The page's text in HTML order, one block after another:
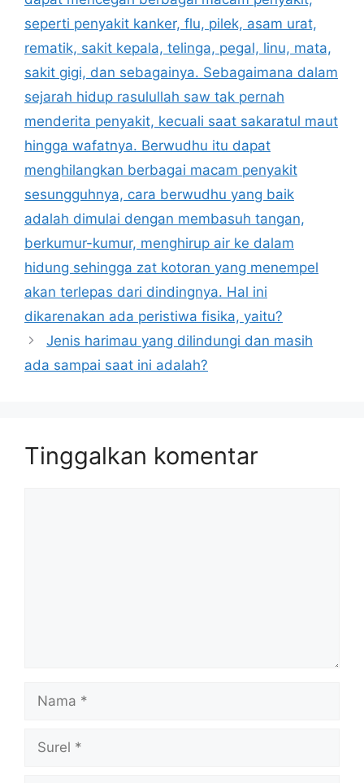
seperti penyakit kanker, flu, pilek, asam urat,
rematik, sakit kepala, telinga, pegal, linu, mata,
sakit gigi, dan sebagainya. Sebagaimana dalam
sejarah hidup rasulullah saw tak pernah
menderita penyakit, kecuali saat sakaratul maut
hingga wafatnya. Berwudhu itu dapat
menghilangkan berbagai macam penyakit
sesungguhnya, cara berwudhu yang baik
adalah dimulai dengan membasuh tangan,
berkumur-kumur, menghirup air ke dalam
hidung sehingga zat kotoran yang menempel
akan terlepas dari dindingnya. Hal ini
dikarenakan ada peristiwa fisika, yaitu?
Jenis harimau yang dilindungi dan masih
ada sampai saat ini adalah?
Tinggalkan komentar